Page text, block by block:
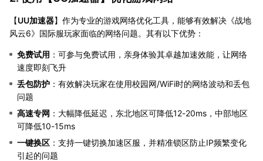
【UU加速器】作为专业的游戏网络优化工具，能够有效解决《战地
风云6》国际服玩家面临的网络问题。其有以下优势：
免费试用 ：可参与免费试用，亲身体验其卓越加速效能，让网络
速度即刻飞升
丢包防护 ：有效解决玩家在使用校园网/WiFi时的网络波动和丢包
问题
高速专网 ：大幅降低延迟，东北地区可降低12-20ms，中部地区
可降低10-15ms
一键换区 ：支持一键切换加速区服，并精准锁区防止IP频繁变化
引起的问题